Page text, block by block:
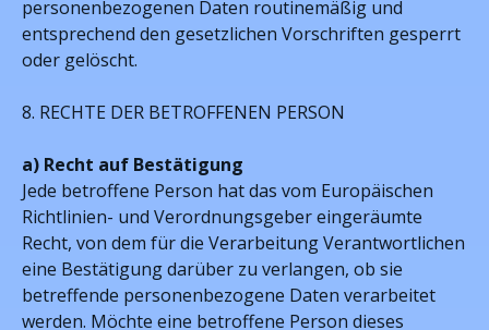
personenbezogenen Daten routinemäßig und
entsprechend den gesetzlichen Vorschriften gesperrt
oder gelöscht.
8. RECHTE DER BETROFFENEN PERSON
a) Recht auf Bestätigung
Jede betroffene Person hat das vom Europäischen
Richtlinien- und Verordnungsgeber eingeräumte
Recht, von dem für die Verarbeitung Verantwortlichen
eine Bestätigung darüber zu verlangen, ob sie
betreffende personenbezogene Daten verarbeitet
werden. Möchte eine betroffene Person dieses